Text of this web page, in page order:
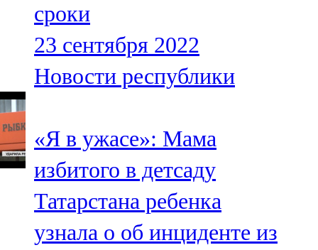
сроки
23 сентября 2022
Новости республики
«Я в ужасе»: Мама
избитого в детсаду
Татарстана ребенка
узнала о об инциденте из